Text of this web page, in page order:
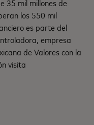
35 mil millones de
los 550 mil
es parte del
empresa
de Valores con la
visita